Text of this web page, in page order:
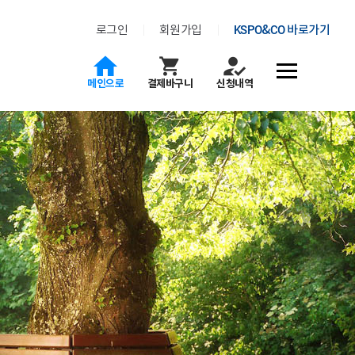
로그인 회원가입 KSPO&CO 바로가기
메인으로 결제바구니 신청내역